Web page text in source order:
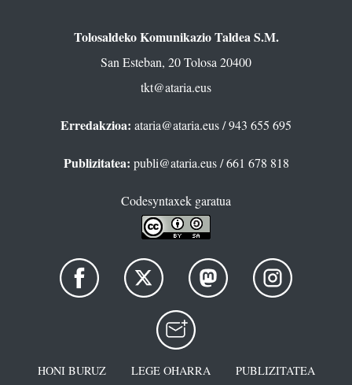
Tolosaldeko Komunikazio Taldea S.M.
San Esteban, 20 Tolosa 20400
tkt@ataria.eus
Erredakzioa: ataria@ataria.eus/ 943 655 695
Publizitatea: publi@ataria.eus/ 661 678 818
Codesyntaxek garatua
HONI BURUZ LEGE OHARRA
PUBLIZITATEA